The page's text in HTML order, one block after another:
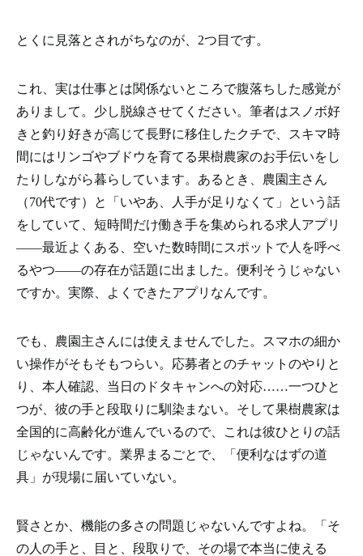
とくに見落とされがちなのが、2つ目です。
これ、実は仕事とは関係ないところで腹落ちした感覚が
ありまして。少し脱線させてください。筆者はスノボ好
きと釣り好きが高じて長野に移住したクチで、スキマ時
間にはリンゴやブドウを育てる果樹農家のお手伝いをし
たりしながら暮らしています。あるとき、農園主さん
（70代です）と「いやあ、人手が足りなくて」という話
をしていて、短時間だけ働き手を集められる求人アプリ
――最近よくある、空いた数時間にスポットで人を呼べ
るやつ――の存在が話題に出ました。便利そうじゃない
ですか。実際、よくできたアプリなんです。
でも、農園主さんには使えませんでした。スマホの細か
い操作がそもそもつらい。応募者とのチャットのやりと
り、本人確認、当日のドタキャンへの対応……一つひと
つが、彼の手と段取りに馴染まない。そして果樹農家は
全国的に高齢化が進んでいるので、これは彼ひとりの話
じゃないんです。業界まるごとで、「便利なはずの道
具」が現場に届いていない。
賢さとか、機能の多さの問題じゃないんですよね。「そ
の人の手と、目と、段取りで、その場で本当に使える